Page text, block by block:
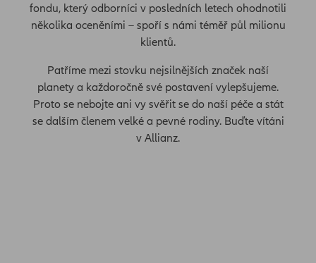
fondu, který odborníci v posledních letech ohodnotili
několika oceněními – spoří s námi téměř půl milionu
klientů.
Patříme mezi stovku nejsilnějších značek naší
planety a každoročně své postavení vylepšujeme.
Proto se nebojte ani vy svěřit se do naší péče a stát
se dalším členem velké a pevné rodiny. Buďte vítáni
v Allianz.